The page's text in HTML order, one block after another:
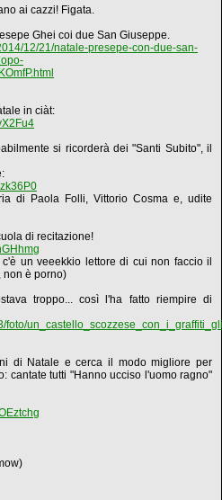
ai cazzi! Figata.
Ghei coi due San Giuseppe.
12/21/natale-presepe-con-due-san-
in ciàt:
si ricorderà dei "Santi Subito", il
di Paola Folli, Vittorio Cosma e, udite
di recitazione!
un veeekkio lettore di cui non faccio il
non è porno)
troppo... così l'ha fatto riempire di
foto/
di Natale e cerca il modo migliore per
cantate tutti "Hanno ucciso l'uomo ragno"